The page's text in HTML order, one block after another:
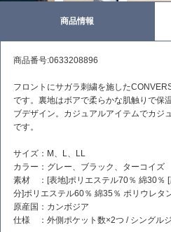
商品情報
商品番号:0633208896
フロントにサガラ刺繍を施した
です。裏地はボアで柔らかな肌触りで保
ブデザイン。カジュアルアイテムでカジ
です。
サイズ：M、L、LL
カラー：グレー、ブラック、ターコイズ
素材 ：[表地]ポリエステル70％ 綿30％
分]ポリエステル60％ 綿35％ ポリウレタ
原産国：カンボジア
仕様 ：外側ポケット数×2つ / シングル